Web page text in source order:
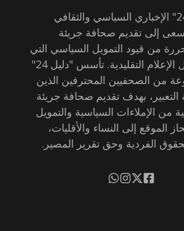
موقع "دليل 24" الإخباري السياسي والثقافي
إلى تقديم صحافة جريئة
من قيود التمويل السياسي التي
تواجهها وسائل الإعلام التقليدية. تأسس "دليل 24"
من الصحفيين المحترفين الذين
التعبير، بهدف تقديم صحافة جريئة
من الإملاءات السياسية والتمويل
الموقع إلى النساء والأقليات،
الفردية وحق تقرير المصير.